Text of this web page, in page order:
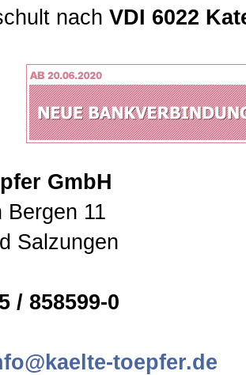
nach VDI 6022
GmbH
Bergen 11
Salzungen
/ 858599-0
toepfer.de